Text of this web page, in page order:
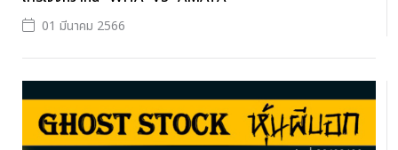
01 มีนาคม 2566